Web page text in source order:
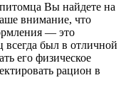
Вы найдете на
внимание, что
— это
был в отличной
его физическое
рацион в